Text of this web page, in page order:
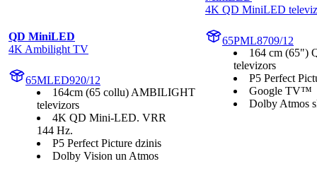
QD MiniLED
4K Ambilight TV
65MLED920/12
164cm (65 collu) AMBILIGHT
televizors
4K QD Mini-LED. VRR
144 Hz.
P5 Perfect Picture dzinis
Dolby Vision un Atmos
4K QD MiniLED
65PML8709/12
164 cm (65")
televizors
P5 Perfect
Google TV™
Dolby Atmos